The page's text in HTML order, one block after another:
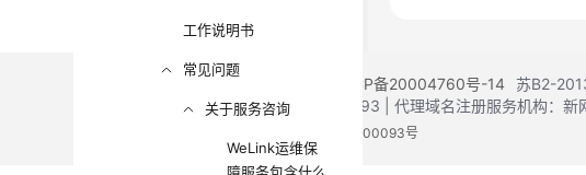
工作说明书
常见问题
关于服务咨询
WeLink运维保
黔ICP备20004760号-14 苏B2-
增值电信业务经营许可证：B1.B2-20200593 | 代理域名注册服务机构：新
贵公网安备 52990002000093号